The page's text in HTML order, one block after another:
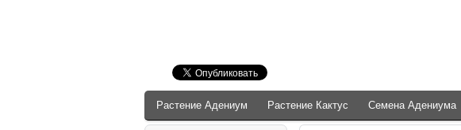
Растение Адениум Растение Кактус Семена Адениума